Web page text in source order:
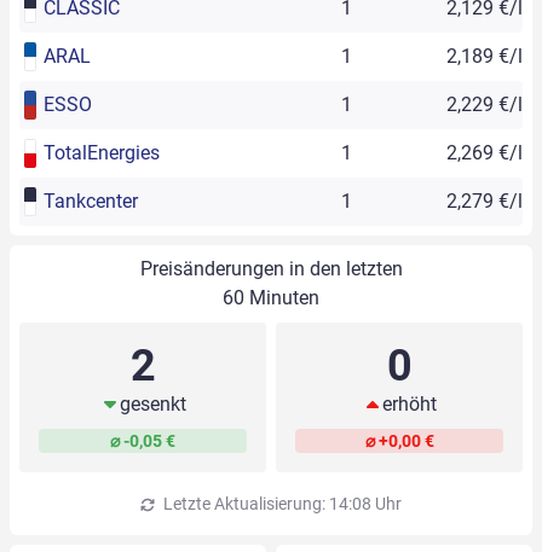
CLASSIC 1 2,129 €/l
ARAL 1 2,189 €/l
ESSO 1 2,229 €/l
TotalEnergies 1 2,269 €/l
Tankcenter 1 2,279 €/l
Preisänderungen in den letzten
60 Minuten
2
gesenkt
⌀ -0,05 €
0
erhöht
⌀ +0,00 €
Letzte Aktualisierung: 14:08 Uhr